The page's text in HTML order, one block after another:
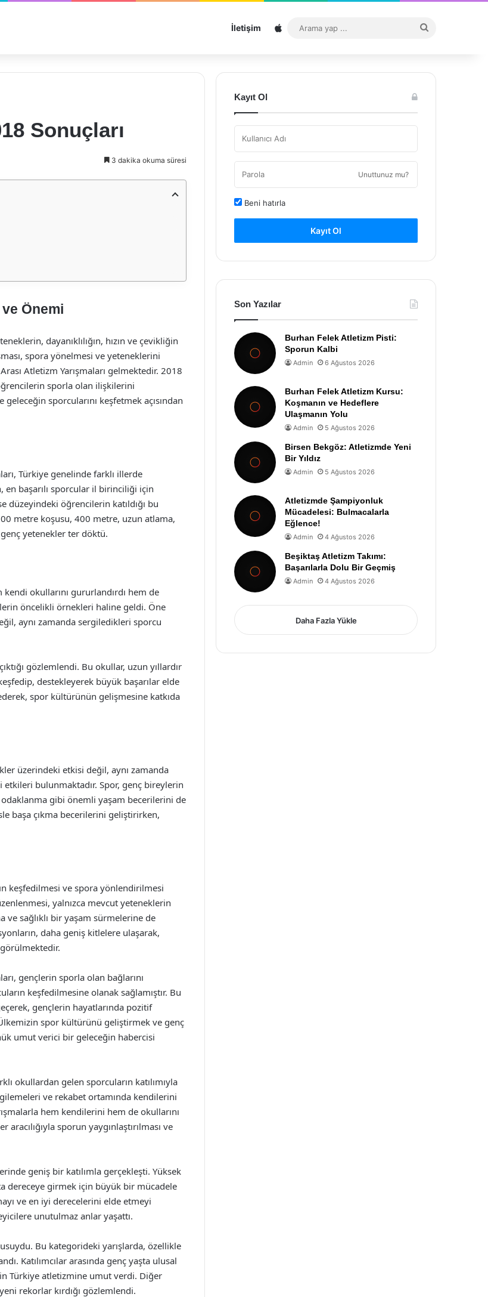
İletişim Sitemap
...
Sonuçları
3 dakika okuma süresi
Önemi
dayanıklılığın, hızın ve çevikliğin
spora yönelmesi ve yeteneklerini
Atletizm Yarışmaları gelmektedir. 2018
sporla olan ilişkilerini
sporcularını keşfetmek açısından
Türkiye genelinde farklı illerde
başarılı sporcular il birinciliği için
düzeyindeki öğrencilerin katıldığı bu
metre koşusu, 400 metre, uzun atlama,
yetenekler ter döktü.
okullarını gururlandırdı hem de
öncelikli örnekleri haline geldi. Öne
aynı zamanda sergiledikleri sporcu
gözlemlendi. Bu okullar, uzun yıllardır
destekleyerek büyük başarılar elde
spor kültürünün gelişmesine katkıda
üzerindeki etkisi değil, aynı zamanda
bulunmaktadır. Spor, genç bireylerin
odaklanma gibi önemli yaşam becerilerini de
başa çıkma becerilerini geliştirirken,
keşfedilmesi ve spora yönlendirilmesi
yalnızca mevcut yeteneklerin
ve sağlıklı bir yaşam sürmelerine de
daha geniş kitlelere ulaşarak,
gençlerin sporla olan bağlarını
keşfedilmesine olanak sağlamıştır. Bu
gençlerin hayatlarında pozitif
spor kültürünü geliştirmek ve genç
umut verici bir geleceğin habercisi
okullardan gelen sporcuların katılımıyla
ve rekabet ortamında kendilerini
hem kendilerini hem de okullarını
sporun yaygınlaştırılması ve
geniş bir katılımla gerçekleşti. Yüksek
dereceye girmek için büyük bir mücadele
ve en iyi derecelerini elde etmeyi
unutulmaz anlar yaşattı.
Bu kategorideki yarışlarda, özellikle
Katılımcılar arasında genç yaşta ulusal
Türkiye atletizmine umut verdi. Diğer
rekorlar kırdığı gözlemlendi.
Kayıt Ol
Unuttunuz mu?
Beni hatırla
Kayıt Ol
Son Yazılar
Burhan Felek Atletizm Pisti:
Sporun Kalbi
Admin 6 Ağustos 2026
Burhan Felek Atletizm Kursu:
Koşmanın ve Hedeflere
Ulaşmanın Yolu
Admin 5 Ağustos 2026
Birsen Bekgöz: Atletizmde Yeni
Bir Yıldız
Admin 5 Ağustos 2026
Atletizmde Şampiyonluk
Mücadelesi: Bulmacalarla
Eğlence!
Admin 4 Ağustos 2026
Beşiktaş Atletizm Takımı:
Başarılarla Dolu Bir Geçmiş
Admin 4 Ağustos 2026
Daha Fazla Yükle